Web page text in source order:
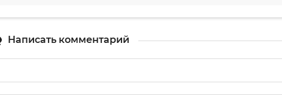
Написать комментарий